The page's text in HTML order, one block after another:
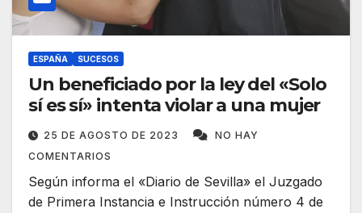
ESPAÑA SUCESOS
Un beneficiado por la ley del «Solo
sí es sí» intenta violar a una mujer
25 DE AGOSTO DE 2023
NO HAY
COMENTARIOS
Según informa el «Diario de Sevilla» el Juzgado
de Primera Instancia e Instrucción número 4 de